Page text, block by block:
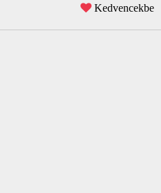
Kedvencekbe